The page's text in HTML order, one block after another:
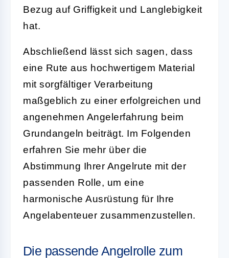
Bezug auf Griffigkeit und Langlebigkeit
hat.
Abschließend lässt sich sagen, dass
eine Rute aus hochwertigem Material
mit sorgfältiger Verarbeitung
maßgeblich zu einer erfolgreichen und
angenehmen Angelerfahrung beim
Grundangeln beiträgt. Im Folgenden
erfahren Sie mehr über die
Abstimmung Ihrer Angelrute mit der
passenden Rolle, um eine
harmonische Ausrüstung für Ihre
Angelabenteuer zusammenzustellen.
Die passende Angelrolle zum